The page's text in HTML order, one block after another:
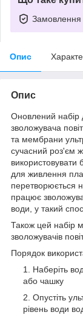
Замовлення
Опис
Опис
Оновлений набір
зволожувача
та мембрани
сучасний роз'єм
використовувати
для живлення
перетворюється
працює
води, у такий
Також цей набір
зволожувачів
Порядок
Наберіть
або чашку
Опустіть
рівень води